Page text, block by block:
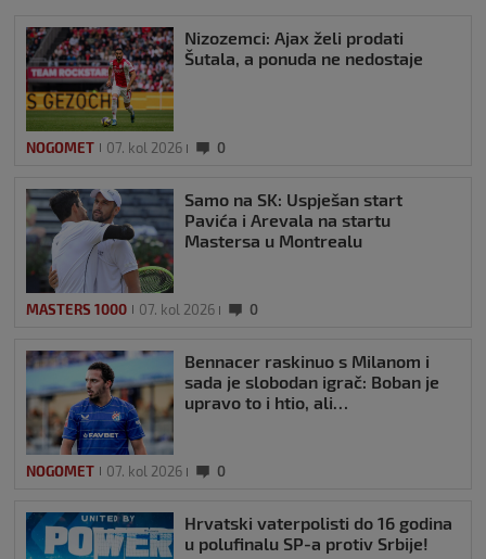
Nizozemci: Ajax želi prodati
Šutala, a ponuda ne nedostaje
NOGOMET 07. kol 2026 0
Samo na SK: Uspješan start
Pavića i Arevala na startu
Mastersa u Montrealu
MASTERS 1000 07. kol 2026 0
Bennacer raskinuo s Milanom i
sada je slobodan igrač: Boban je
upravo to i htio, ali…
NOGOMET 07. kol 2026 0
Hrvatski vaterpolisti do 16 godina
u polufinalu SP-a protiv Srbije!